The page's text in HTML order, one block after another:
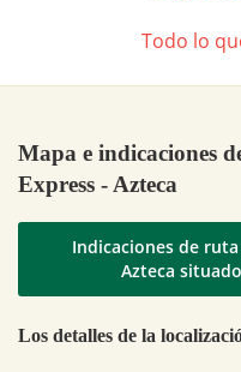
Todo lo
Mapa e indicaciones
Express - Azteca
Indicaciones de
Azteca
Los detalles de la